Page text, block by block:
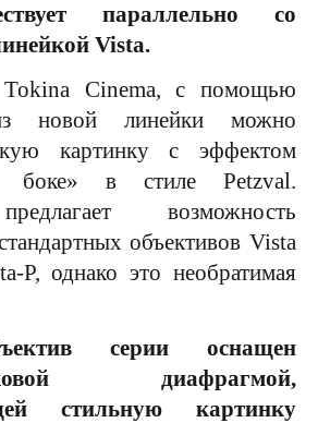
параллельно со
Vista.
Tokina Cinema, с помощью
новой линейки можно
картинку с эффектом
боке» в стиле Petzval.
возможность
объективов Vista
P, однако это необратимая
серии оснащен
диафрагмой,
стильную картинку